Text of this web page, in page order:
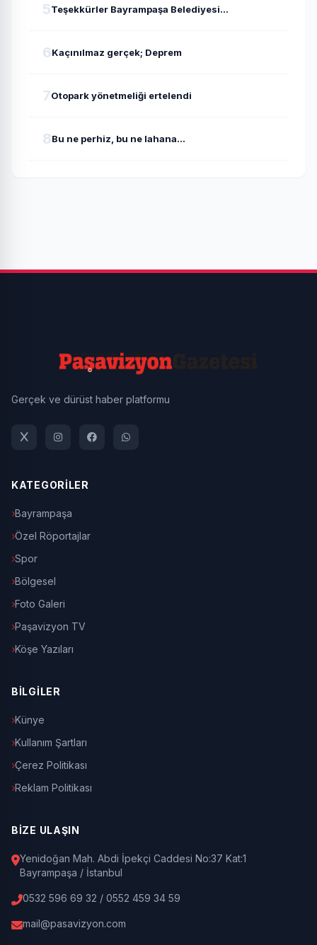
5Teşekkürler Bayrampaşa Belediyesi...
6Kaçınılmaz gerçek; Deprem
7Otopark yönetmeliği ertelendi
8Bu ne perhiz, bu ne lahana...
Gerçek ve dürüst haber platformu
KATEGORİLER
Bayrampaşa
Özel Röportajlar
Spor
Bölgesel
Foto Galeri
Paşavizyon TV
Köşe Yazıları
BİLGİLER
Künye
Kullanım Şartları
Çerez Politikası
Reklam Politikası
BİZE ULAŞIN
Yenidoğan Mah. Abdi İpekçi Caddesi No:37 Kat:1
Bayrampaşa / İstanbul
0532 596 69 32 / 0552 459 34 59
mail@pasavizyon.com